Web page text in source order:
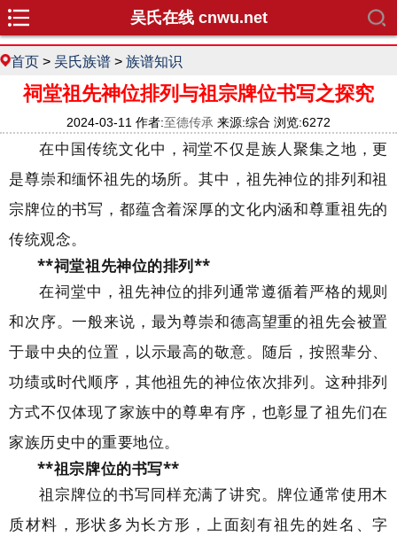
吴氏在线 cnwu.net
首页 > 吴氏族谱 > 族谱知识
祠堂祖先神位排列与祖宗牌位书写之探究
2024-03-11 作者:至德传承 来源:综合 浏览:6272
在中国传统文化中，祠堂不仅是族人聚集之地，更
是尊崇和缅怀祖先的场所。其中，祖先神位的排列和祖
宗牌位的书写，都蕴含着深厚的文化内涵和尊重祖先的
传统观念。
**祠堂祖先神位的排列**
在祠堂中，祖先神位的排列通常遵循着严格的规则
和次序。一般来说，最为尊崇和德高望重的祖先会被置
于最中央的位置，以示最高的敬意。随后，按照辈分、
功绩或时代顺序，其他祖先的神位依次排列。这种排列
方式不仅体现了家族中的尊卑有序，也彰显了祖先们在
家族历史中的重要地位。
**祖宗牌位的书写**
祖宗牌位的书写同样充满了讲究。牌位通常使用木
质材料，形状多为长方形，上面刻有祖先的姓名、字